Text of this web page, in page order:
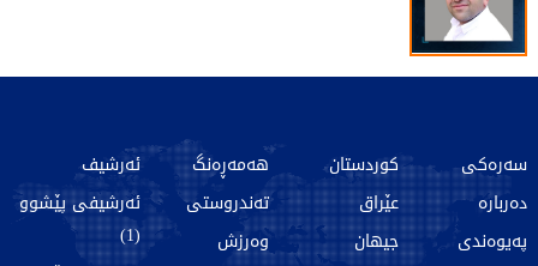
سەرەکی
دەربارە
پەیوەندی
کوردستان
عێراق
جیهان
هەمەڕەنگ
تەندروستی
وەرزش
ئەرشیف
ئەرشیفی پێشوو
(1)